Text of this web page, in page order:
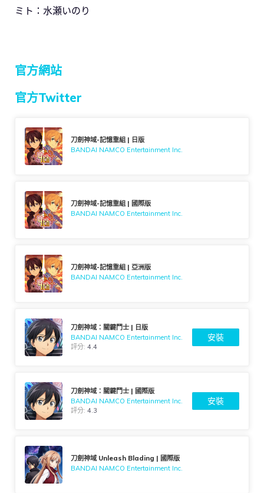
ミト：水瀬いのり
官方網站
官方Twitter
刀劍神域-記憶重組 | 日版
BANDAI NAMCO Entertainment Inc.
刀劍神域-記憶重組 | 國際版
BANDAI NAMCO Entertainment Inc.
刀劍神域-記憶重組 | 亞洲版
BANDAI NAMCO Entertainment Inc.
刀劍神域：關鍵鬥士 | 日版
BANDAI NAMCO Entertainment Inc.
評分:4.4
安裝
刀劍神域：關鍵鬥士 | 國際版
BANDAI NAMCO Entertainment Inc.
評分:4.3
安裝
刀劍神域 Unleash Blading | 國際版
BANDAI NAMCO Entertainment Inc.